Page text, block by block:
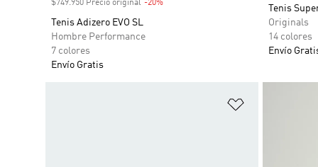
$749.950 Precio original -20%
Tenis Adizero EVO SL
Hombre Performance
7 colores
Envío Gratis
Tenis
Originals
14 colores
Envío